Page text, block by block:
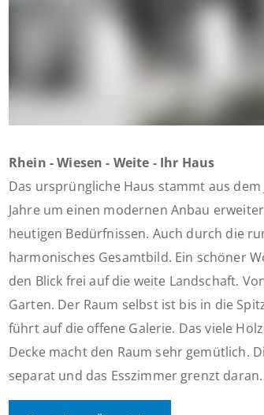
Rhein - Wiesen - Weite - Ihr Haus
Das ursprüngliche Haus stammt aus
Jahre um einen modernen Anbau
heutigen Bedürfnissen. Auch durch die
harmonisches Gesamtbild. Ein schöner
den Blick frei auf die weite Landschaft.
Garten. Der Raum selbst ist bis in die
führt auf die offene Galerie. Das viele
Decke macht den Raum sehr gemütlich.
separat und das Esszimmer grenzt daran.